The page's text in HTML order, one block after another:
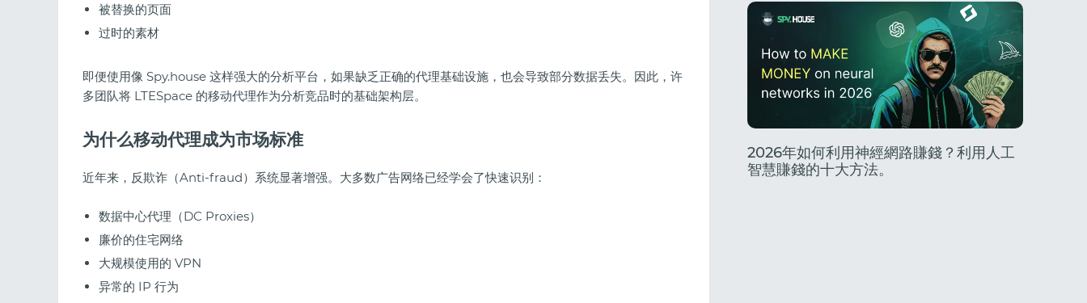
被替换的页面
过时的素材
即便使用像 Spy.house 这样强大的分析平台，如果缺乏正确的代理基础设施，也会导致部分数据丢失。因此，许
多团队将 LTESpace 的移动代理作为分析竞品时的基础架构层。
为什么移动代理成为市场标准
近年来，反欺诈（Anti-fraud）系统显著增强。大多数广告网络已经学会了快速识别：
数据中心代理（DC Proxies）
廉价的住宅网络
大规模使用的 VPN
异常的 IP 行为
2026年如何利用神經網路賺錢？利用人工
智慧賺錢的十大方法。